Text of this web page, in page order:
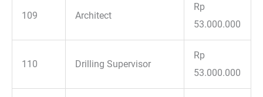
109 Architect
Rp
53.000.000
110 Drilling Supervisor
Rp
53.000.000